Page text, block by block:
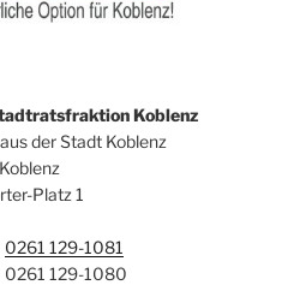
Koblenz
der Stadt Koblenz
Platz 1
0261 129-1081
129-1080